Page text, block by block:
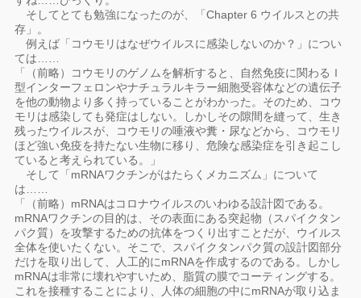
そしてとても勉強になったのが、「Chapter 6 ウイルスとの共
存」。
例えば「コウモリはなぜウイルスに感染しないのか？」につい
ては……
「（前略）コウモリのゲノムを解析すると、自然免疫に関わるＩ
型インターフェロンやナチュラルキラー細胞受容体などの遺伝子
を他の動物より多く持っていることがわかった。そのため、コウ
モリは感染しても発症はしない。しかしその隙間を縫って、生き
残ったウイルスが、コウモリの唾液や糞・尿などから、コウモリ
ほど強い免疫を持たない生物に移り、危険な感染症を引き起こし
ていると考えられている。」
そして「mRNAワクチンがはたらくメカニズム」について
は……
「（前略）mRNAはコロナウイルスのいわゆる設計図である。
mRNAワクチンの目的は、その表面にある突起物（スパイクタン
パク質）を攻撃するための抗体をつくり出すことだが、ウイルス
全体を使いたくない。そこで、スパイクタンパク質の設計図部分
だけを取り出して、人工的にmRNAを作成するのである。しかし
mRNAは非常に壊れやすいため、脂質の膜でコーティングする。
これを接種することにより、人体の細胞の中にmRNAが取り込ま